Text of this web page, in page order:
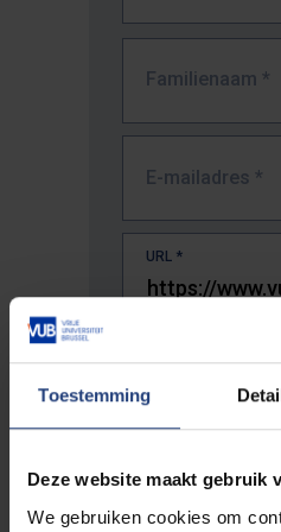
Toestemming
Deze website maakt gebruik
We gebruiken cookies om
Familienaam *
E-mailadres *
URL *
De volledige URL van de